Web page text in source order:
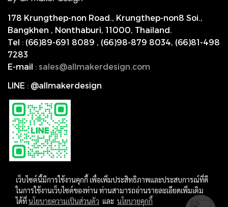
178 Krungthep-non Road., Krungthep-non8 Soi.,
Bangkhen , Nonthaburi, 11000, Thailand.
Tel : (66)89-691 8089 , (66)98-879 8034, (66)81-498
7283
E-mail : sales@allmakerdesign.com
LINE : @allmakerdesign
เว็บไซต์นี้มีการใช้งานคุกกี้ เพื่อเพิ่มประสิทธิภาพและประสบการณ์ที่ดี
ในการใช้งานเว็บไซต์ของท่าน ท่านสามารถอ่านรายละเอียดเพิ่มเติม
ได้ที่นโยบายความเป็นส่วนตัว และ นโยบายคุกกี้